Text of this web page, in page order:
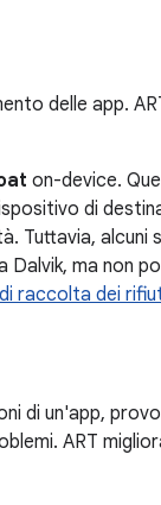
delle app.
on-device.
di
Tuttavia, alcuni
ma non
raccolta dei
di un'app,
ART